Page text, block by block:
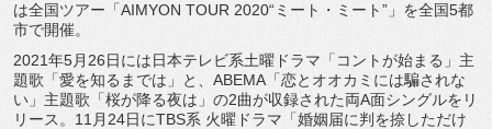
は全国ツアー「AIMYON TOUR 2020“ミート・ミート”」を全国5都
市で開催。
2021年5月26日には日本テレビ系土曜ドラマ「 コントが始まる」主
題歌「愛を知るまでは」と、ABEMA「恋とオオカミには騙されな
い」主題歌「桜が降る夜は」 の2曲が収録された両A面シングルをリ
リース。 11月24日にTBS系 火曜ドラマ「婚姻届に判を捺しただけ